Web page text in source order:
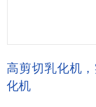
高剪切乳化机
化机